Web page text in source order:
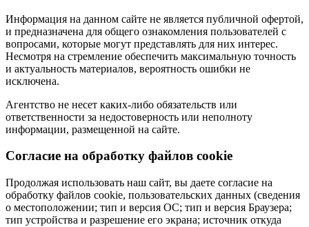
Информация на данном сайте не является публичной офертой,
и предназначена для общего ознакомления пользователей с
вопросами, которые могут представлять для них интерес.
Несмотря на стремление обеспечить максимальную точность
и актуальность материалов, вероятность ошибки не
исключена.
Агентство не несет каких-либо обязательств или
ответственности за недостоверность или неполноту
информации, размещенной на сайте.
Cогласие на обработку файлов cookie
Продолжая использовать наш сайт, вы даете согласие на
обработку файлов cookie, пользовательских данных (сведения
о местоположении; тип и версия ОС; тип и версия Браузера;
тип устройства и разрешение его экрана; источник откуда